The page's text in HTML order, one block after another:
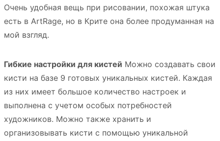
Очень удобная вещь при рисовании, похожая штука
есть в ArtRage, но в Крите она более продуманная на
мой взгляд.
Гибкие настройки для кистей Можно создавать свои
кисти на базе 9 готовых уникальных кистей. Каждая
из них имеет большое количество настроек и
выполнена с учетом особых потребностей
художников. Можно также хранить и
организовывать кисти с помощью уникальной